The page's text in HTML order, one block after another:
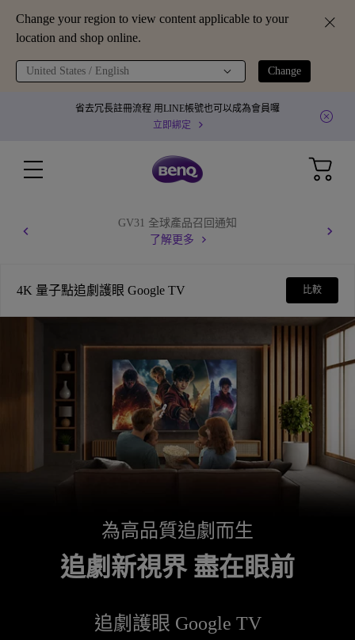
Change your region to view content applicable to your
location and shop online.
United States / English Change
省去冗長註冊流程 用LINE帳號也可以成為會員囉
立即綁定
GV31 全球產品召回通知
了解更多
4K 量子點追劇護眼 Google TV 比較
為高品質追劇而生
追劇新視界 盡在眼前
追劇護眼 Google TV